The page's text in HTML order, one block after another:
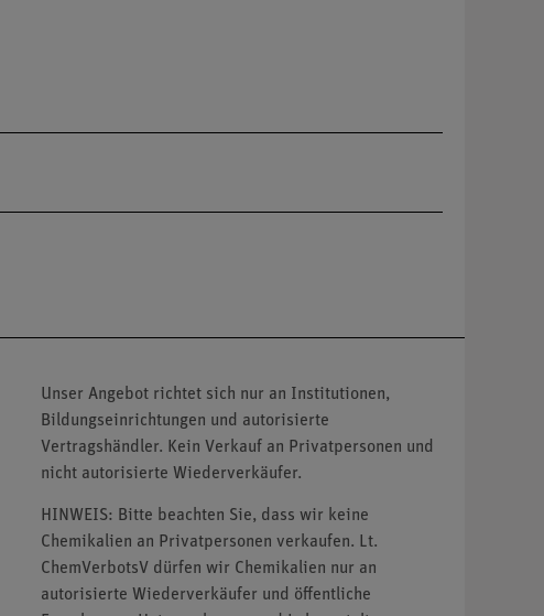
Unser Angebot richtet sich nur an Institutionen,
Bildungseinrichtungen und autorisierte
Vertragshändler. Kein Verkauf an Privatpersonen und
nicht autorisierte Wiederverkäufer.
HINWEIS: Bitte beachten Sie, dass wir keine
Chemikalien an Privatpersonen verkaufen. Lt.
ChemVerbotsV dürfen wir Chemikalien nur an
autorisierte Wiederverkäufer und öffentliche